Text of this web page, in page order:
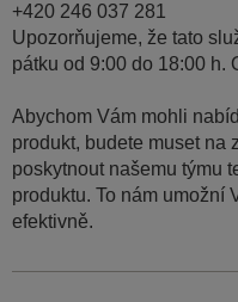
+420 246 037 281
Upozorňujeme, že tato
pátku od 9:00 do 18:00 h.
Abychom Vám mohli
produkt, budete muset na
poskytnout našemu týmu
produktu. To nám umožní
efektivně.